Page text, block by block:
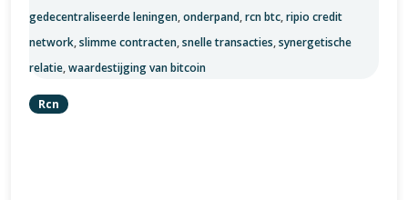
gedecentraliseerde leningen,onderpand,rcn btc,ripio credit
network,slimme contracten,snelle transacties,synergetische
relatie,waardestijging van bitcoin
Rcn